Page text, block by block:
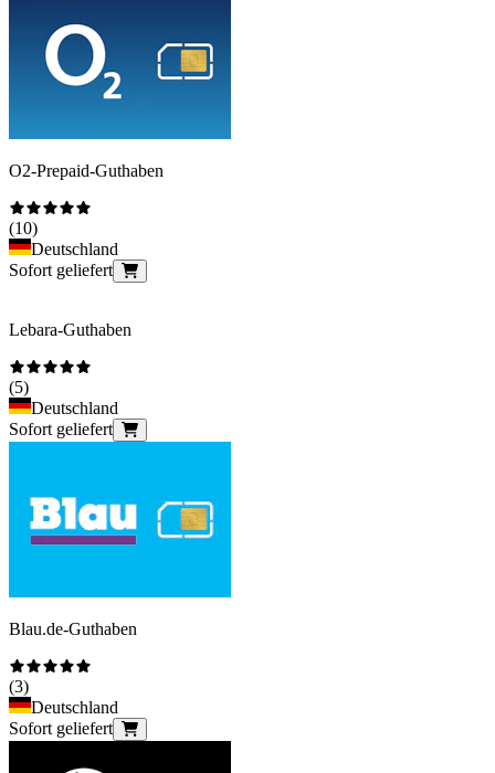
O2-Prepaid-Guthaben
(10)
Deutschland
Sofort geliefert
Lebara-Guthaben
(5)
Deutschland
Sofort geliefert
Blau.de-Guthaben
(3)
Deutschland
Sofort geliefert